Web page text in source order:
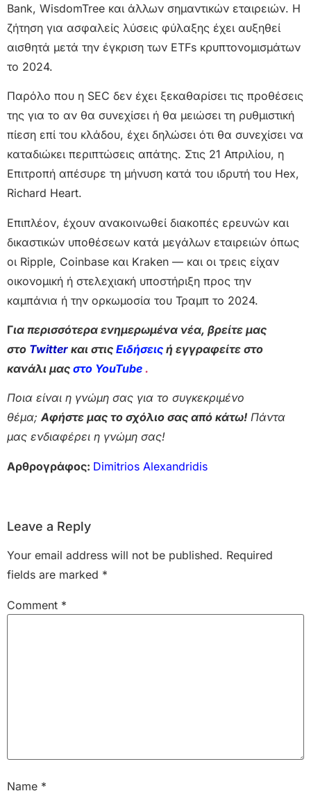
Bank, WisdomTree και άλλων σημαντικών εταιρειών. Η
ζήτηση για ασφαλείς λύσεις φύλαξης έχει αυξηθεί
αισθητά μετά την έγκριση των ETFs κρυπτονομισμάτων
το 2024.
Παρόλο που η SEC δεν έχει ξεκαθαρίσει τις προθέσεις
της για το αν θα συνεχίσει ή θα μειώσει τη ρυθμιστική
πίεση επί του κλάδου, έχει δηλώσει ότι θα συνεχίσει να
καταδιώκει περιπτώσεις απάτης. Στις 21 Απριλίου, η
Επιτροπή απέσυρε τη μήνυση κατά του ιδρυτή του Hex,
Richard Heart.
Επιπλέον, έχουν ανακοινωθεί διακοπές ερευνών και
δικαστικών υποθέσεων κατά μεγάλων εταιρειών όπως
οι Ripple, Coinbase και Kraken — και οι τρεις είχαν
οικονομική ή στελεχιακή υποστήριξη προς την
καμπάνια ή την ορκωμοσία του Τραμπ το 2024.
Για περισσότερα ενημερωμένα νέα, βρείτε μας
στο Twitter και στις Ειδήσεις ή εγγραφείτε στο
κανάλι μας στο YouTube .
Ποια είναι η γνώμη σας για το συγκεκριμένο
θέμα;Αφήστε μας το σχόλιο σας από κάτω! Πάντα
μας ενδιαφέρει η γνώμη σας!
Αρθρογράφος: Dimitrios Alexandridis
Leave a Reply
Your email address will not be published. Required
fields are marked *
Comment *
Name *